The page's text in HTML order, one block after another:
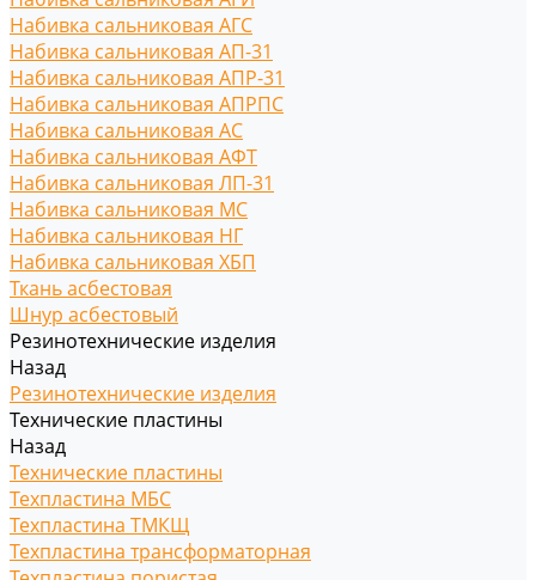
Набивка сальниковая АГС
Набивка сальниковая АП-31
Набивка сальниковая АПР-31
Набивка сальниковая АПРПС
Набивка сальниковая АС
Набивка сальниковая АФТ
Набивка сальниковая ЛП-31
Набивка сальниковая МС
Набивка сальниковая НГ
Набивка сальниковая ХБП
Ткань асбестовая
Шнур асбестовый
Резинотехнические изделия
Назад
Резинотехнические изделия
Технические пластины
Назад
Технические пластины
Техпластина МБС
Техпластина ТМКЩ
Техпластина трансформаторная